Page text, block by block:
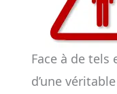
Face à de
d’une